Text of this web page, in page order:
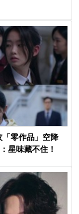
零作品」空降
星味藏不住！